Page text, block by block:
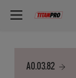
A0.03.82